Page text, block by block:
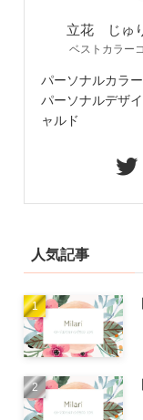
立花 じゅり
ベストカラー
パーソナルカラ
パーソナルデザ
ャルド
人気記事